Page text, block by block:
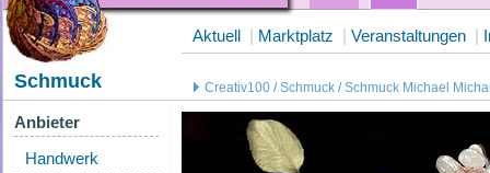
Aktuell Marktplatz Veranstaltungen
Schmuck Creativ100 /Schmuck /Schmuck Michael
Anbieter
Handwerk